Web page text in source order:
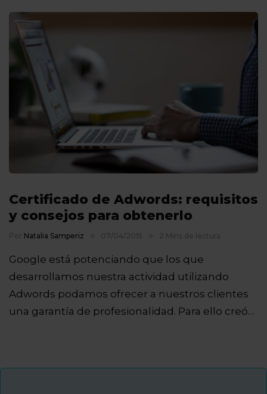
Certificado de Adwords: requisitos
y consejos para obtenerlo
Por Natalia Samperiz 07/04/2015 2 Mins de lectura
Google está potenciando que los que
desarrollamos nuestra actividad utilizando
Adwords podamos ofrecer a nuestros clientes
una garantía de profesionalidad. Para ello creó…